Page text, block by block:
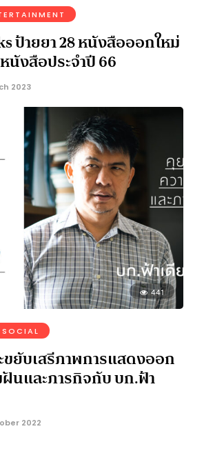
ป้ายยา 28 หนังสือออกใหม่
นังสือประจำปี 66
2023
441
SOCIAL
ยับเสรีภาพการแสดงออก
นและภารกิจกับ บก.ฟ้า
2022